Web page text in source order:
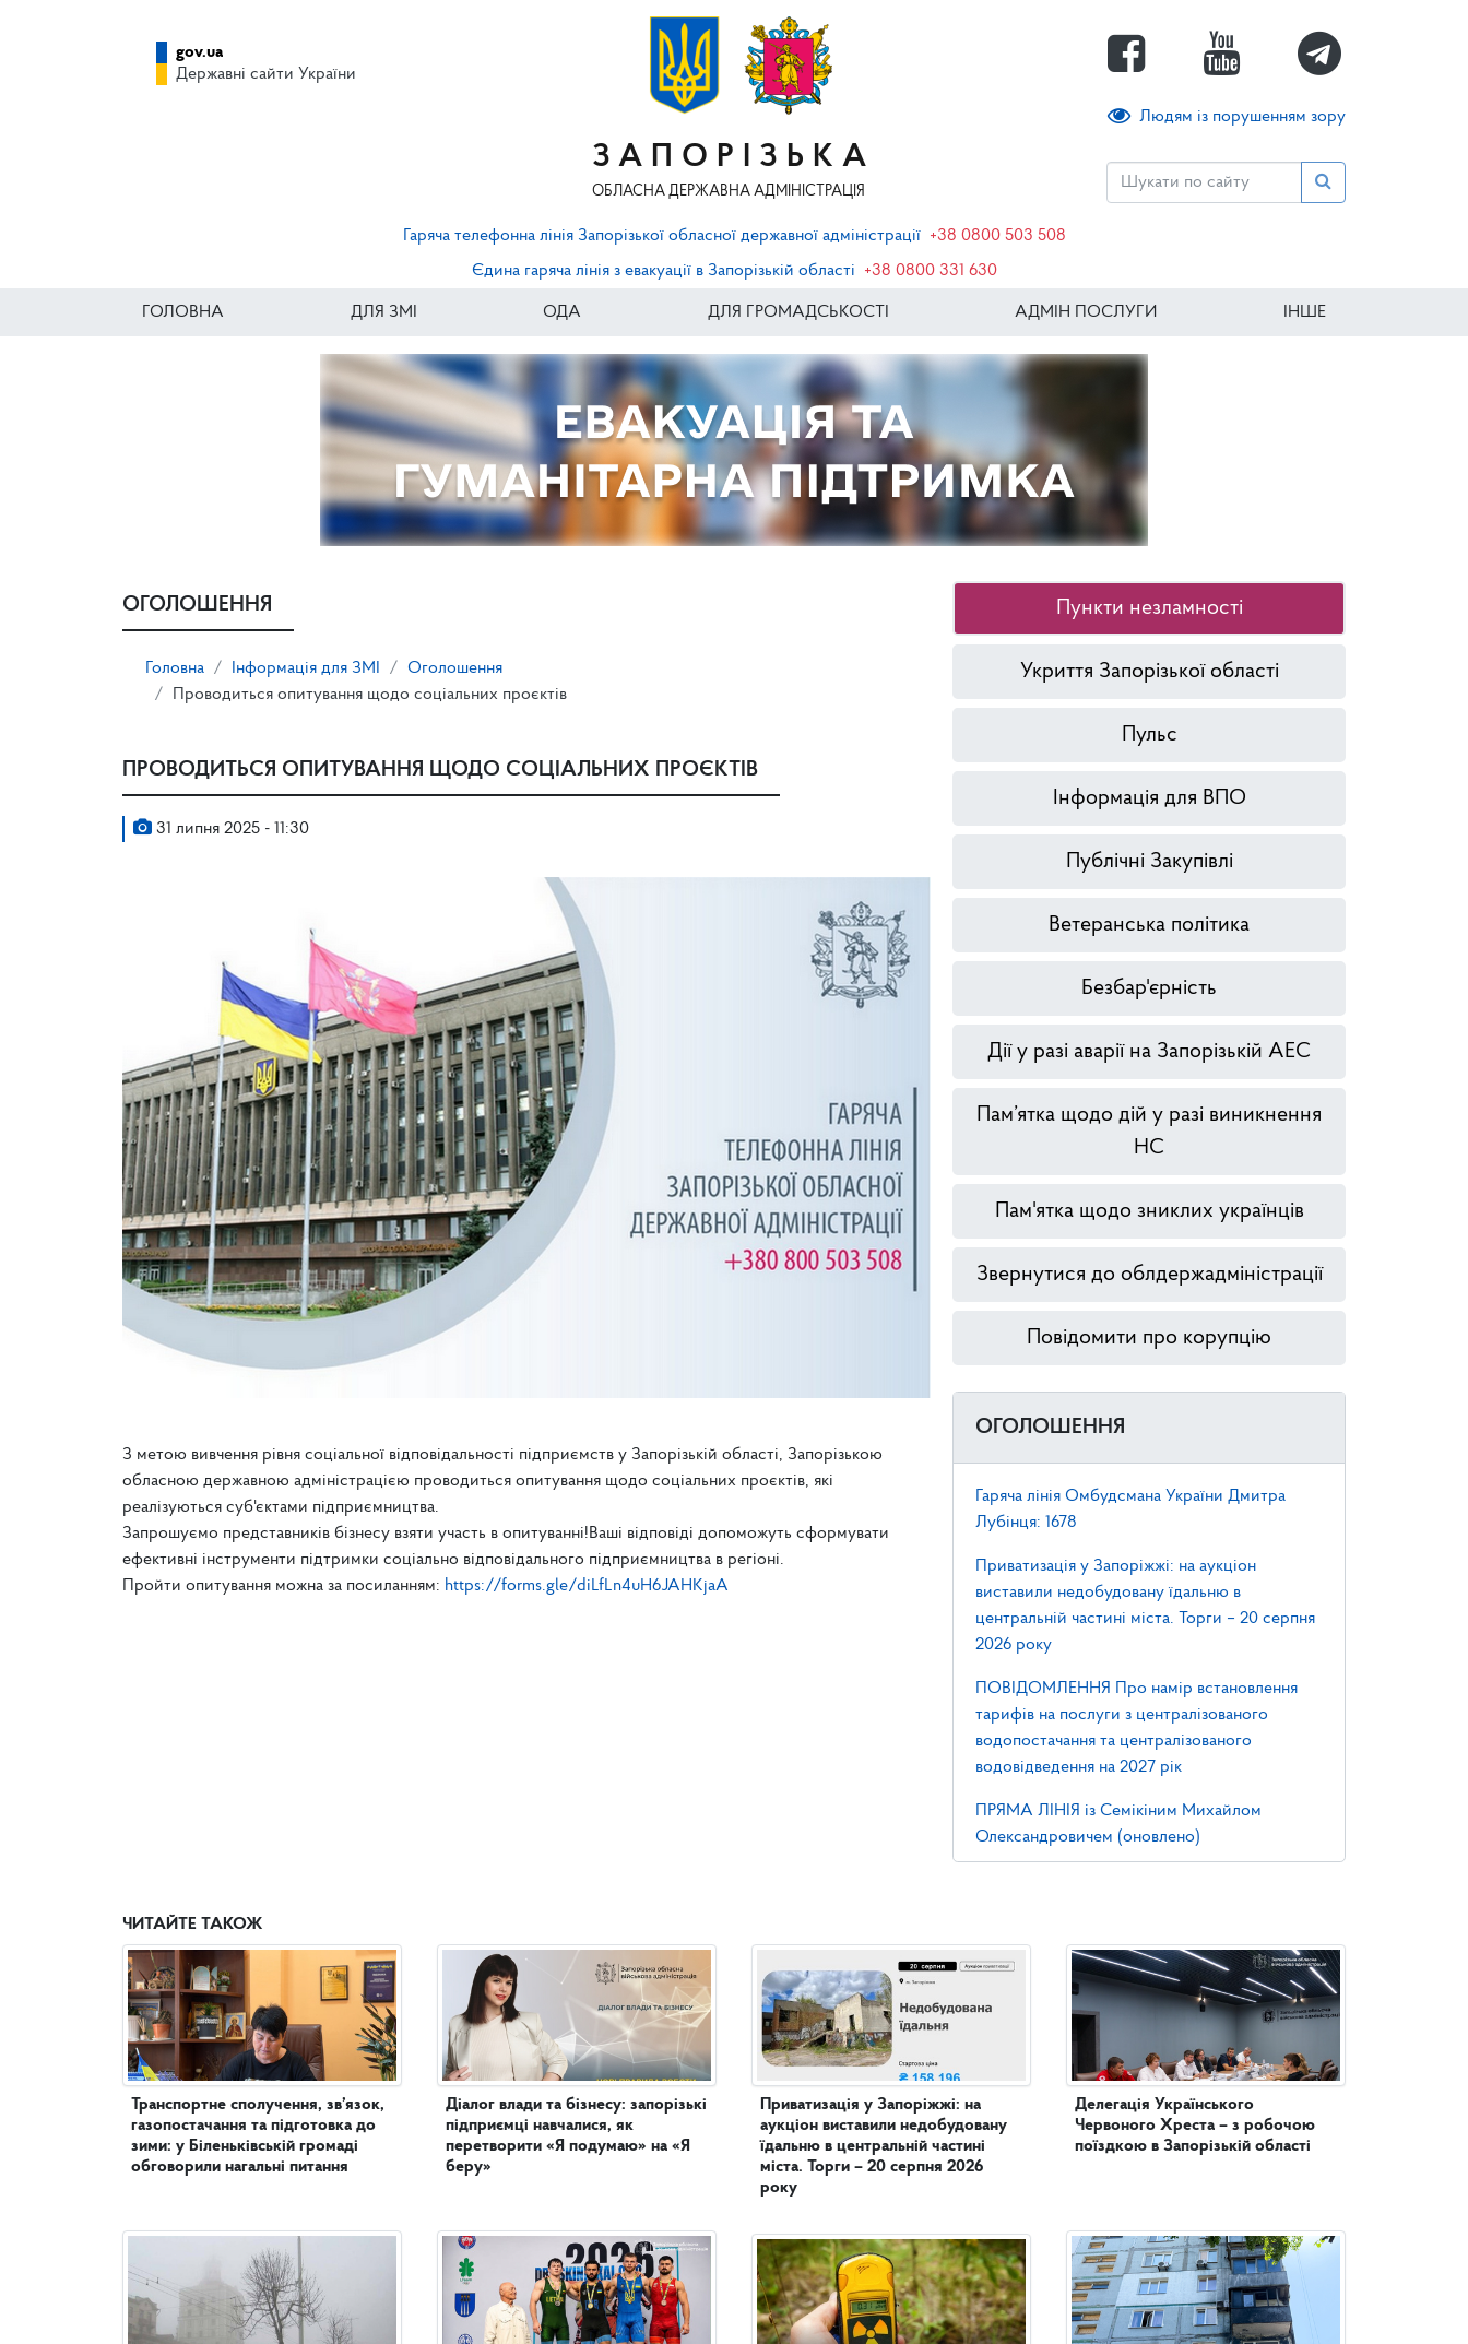
ЗАПОРІЗЬКА
ОБЛАСНА ДЕРЖАВНА АДМІНІСТРАЦІЯ
Людям із порушенням зору
gov.ua
Державні сайти України
Гаряча телефонна лінія Запорізької обласної державної адміністрації +38 0800 503 508
Єдина гаряча лінія з евакуації в Запорізькій області
+38 0800 331 630
ГОЛОВНА ДЛЯ ЗМІ ОДА ДЛЯ ГРОМАДСЬКОСТІ АДМІН ПОСЛУГИ ІНШЕ
ОГОЛОШЕННЯ
Головна Інформація для ЗМІ
Оголошення
Проводиться опитування щодо соціальних проєктів
ПРОВОДИТЬСЯ ОПИТУВАННЯ ЩОДО СОЦІАЛЬНИХ ПРОЄКТІВ
31 липня 2025 - 11:30
З метою вивчення рівня соціальної відповідальності підприємств у Запорізькій області, Запорізькою
обласною державною адміністрацією проводиться опитування щодо соціальних проєктів, які
реалізуються суб'єктами підприємництва.
Запрошуємо представників бізнесу взяти участь в опитуванні!Ваші відповіді допоможуть сформувати
ефективні інструменти підтримки соціально відповідального підприємництва в регіоні.
Пройти опитування можна за посиланням: https://forms.gle/diLfLn4uH6JAHKjaA
Пункти незламності
Укриття Запорізької області
Пульс
Інформація для ВПО
Публічні Закупівлі
Ветеранська політика
Безбар'єрність
Дії у разі аварії на Запорізькій АЕС
Пам’ятка щодо дій у разі виникнення
НС
Пам'ятка щодо зниклих українців
Звернутися до облдержадміністрації
Повідомити про корупцію
ОГОЛОШЕННЯ
Гаряча лінія Омбудсмана України Дмитра
Лубінця: 1678
Приватизація у Запоріжжі: на аукціон
виставили недобудовану їдальню в
центральній частині міста. Торги – 20 серпня
2026 року
ПОВІДОМЛЕННЯ Про намір встановлення
тарифів на послуги з централізованого
водопостачання та централізованого
водовідведення на 2027 рік
ПРЯМА ЛІНІЯ із Семікіним Михайлом
Олександровичем (оновлено)
ЧИТАЙТЕ ТАКОЖ
Транспортне сполучення, зв’язок,
газопостачання та підготовка до
зими: у Біленьківській громаді
обговорили нагальні питання
Діалог влади та бізнесу: запорізькі
підприємці навчалися, як
перетворити «Я подумаю» на «Я
беру»
Приватизація у Запоріжжі: на
аукціон виставили недобудовану
їдальню в центральній частині
міста. Торги – 20 серпня 2026
року
Делегація Українського
Червоного Хреста – з робочою
поїздкою в Запорізькій області